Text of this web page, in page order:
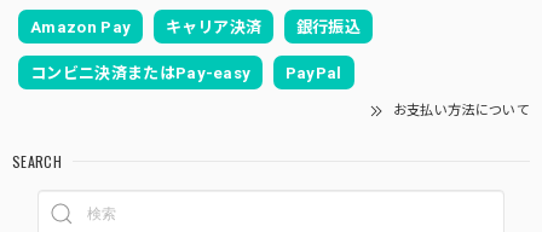
Amazon Pay キャリア決済 銀行振込
コンビニ決済またはPay-easy PayPal
お支払い方法について
SEARCH